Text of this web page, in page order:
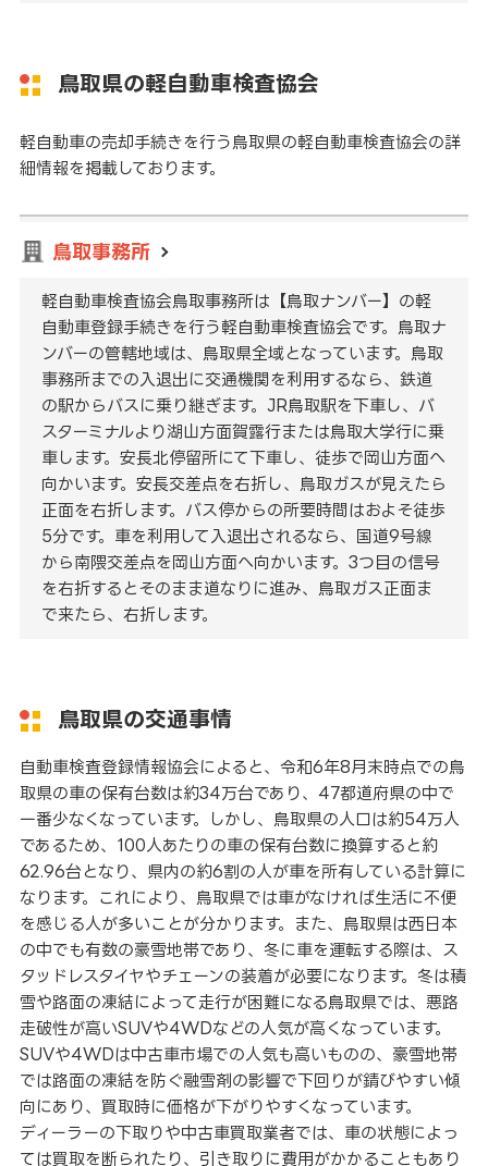
鳥取県の軽自動車検査協会
軽自動車の売却手続きを行う鳥取県の軽自動車検査協会の詳
細情報を掲載しております。
鳥取事務所
軽自動車検査協会鳥取事務所は【鳥取ナンバー】の軽
自動車登録手続きを行う軽自動車検査協会です。鳥取ナ
ンバーの管轄地域は、鳥取県全域となっています。鳥取
事務所までの入退出に交通機関を利用するなら、鉄道
の駅からバスに乗り継ぎます。JR鳥取駅を下車し、バ
スターミナルより湖山方面賀露行または鳥取大学行に乗
車します。安長北停留所にて下車し、徒歩で岡山方面へ
向かいます。安長交差点を右折し、鳥取ガスが見えたら
正面を右折します。バス停からの所要時間はおよそ徒歩
5分です。車を利用して入退出されるなら、国道9号線
から南隈交差点を岡山方面へ向かいます。3つ目の信号
を右折するとそのまま道なりに進み、鳥取ガス正面ま
で来たら、右折します。
鳥取県の交通事情
自動車検査登録情報協会によると、令和6年8月末時点での鳥
取県の車の保有台数は約34万台であり、47都道府県の中で
一番少なくなっています。しかし、鳥取県の人口は約54万人
であるため、100人あたりの車の保有台数に換算すると約
62.96台となり、県内の約6割の人が車を所有している計算に
なります。これにより、鳥取県では車がなければ生活に不便
を感じる人が多いことが分かります。また、鳥取県は西日本
の中でも有数の豪雪地帯であり、冬に車を運転する際は、ス
タッドレスタイヤやチェーンの装着が必要になります。冬は積
雪や路面の凍結によって走行が困難になる鳥取県では、悪路
走破性が高いSUVや4WDなどの人気が高くなっています。
SUVや4WDは中古車市場での人気も高いものの、豪雪地帯
では路面の凍結を防ぐ融雪剤の影響で下回りが錆びやすい傾
向にあり、買取時に価格が下がりやすくなっています。
ディーラーの下取りや中古車買取業者では、車の状態によっ
ては買取を断られたり、引き取りに費用がかかることもあり